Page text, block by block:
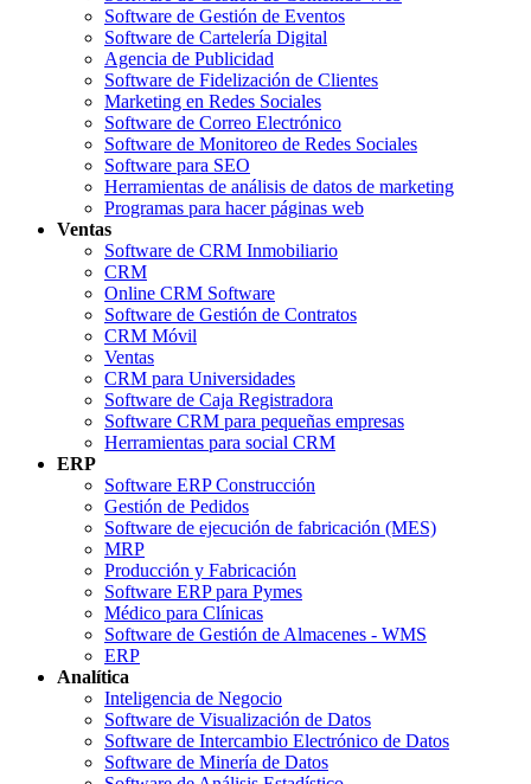
Software de Gestión de Eventos
Software de Cartelería Digital
Agencia de Publicidad
Software de Fidelización de Clientes
Marketing en Redes Sociales
Software de Correo Electrónico
Software de Monitoreo de Redes Sociales
Software para SEO
Herramientas de análisis de datos de marketing
Programas para hacer páginas web
Ventas
Software de CRM Inmobiliario
CRM
Online CRM Software
Software de Gestión de Contratos
CRM Móvil
Ventas
CRM para Universidades
Software de Caja Registradora
Software CRM para pequeñas empresas
Herramientas para social CRM
ERP
Software ERP Construcción
Gestión de Pedidos
Software de ejecución de fabricación (MES)
MRP
Producción y Fabricación
Software ERP para Pymes
Médico para Clínicas
Software de Gestión de Almacenes - WMS
ERP
Analítica
Inteligencia de Negocio
Software de Visualización de Datos
Software de Intercambio Electrónico de Datos
Software de Minería de Datos